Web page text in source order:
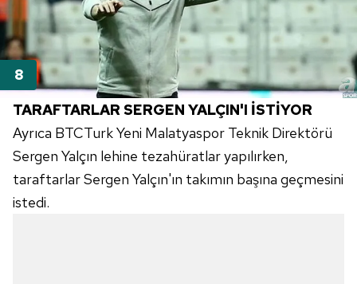
TARAFTARLAR SERGEN YALÇIN'I İSTİYOR
Ayrıca BTCTurk Yeni Malatyaspor Teknik Direktörü
Sergen Yalçın lehine tezahüratlar yapılırken,
taraftarlar Sergen Yalçın'ın takımın başına geçmesini
istedi.